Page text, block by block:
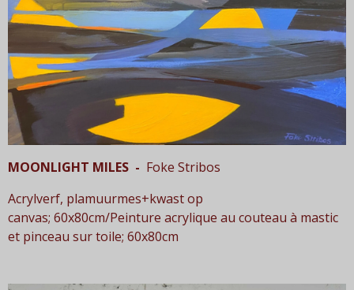
MOONLIGHT MILES - Foke Stribos
Acrylverf, plamuurmes+kwast op
canvas; 60x80cm/Peinture acrylique au couteau à mastic
et pinceau sur toile; 60x80cm